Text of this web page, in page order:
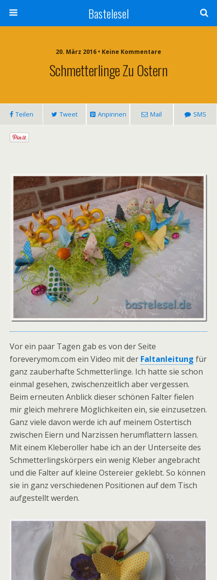
Bastelesel
20. März 2016 • Keine Kommentare
Schmetterlinge Zu Ostern
Teilen Tweet Anpinnen Mail SMS
Vor ein paar Tagen gab es von der Seite
foreverymom.com ein Video mit der Faltanleitung für
ganz zauberhafte Schmetterlinge. Ich hatte sie schon
einmal gesehen, zwischenzeitlich aber vergessen.
Beim erneuten Anblick dieser schönen Falter fielen
mir gleich mehrere Möglichkeiten ein, sie einzusetzen.
Ganz viele davon werde ich auf meinem Ostertisch
zwischen Eiern und Narzissen herumflattern lassen.
Mit einem Kleberoller habe ich an der Unterseite des
Schmetterlingskörpers ein wenig Kleber angebracht
und die Falter auf kleine Ostereier geklebt. So können
sie in ganz verschiedenen Positionen auf dem Tisch
aufgestellt werden.